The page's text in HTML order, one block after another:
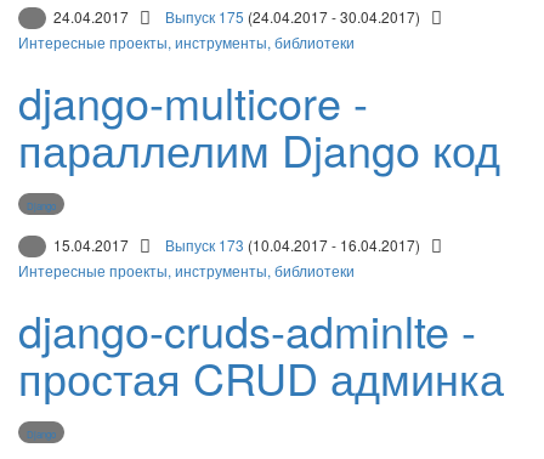
24.04.2017 Выпуск 175 (24.04.2017 - 30.04.2017)
Интересные проекты, инструменты, библиотеки
django-multicore -
параллелим Django код
Django
15.04.2017 Выпуск 173 (10.04.2017 - 16.04.2017)
Интересные проекты, инструменты, библиотеки
django-cruds-adminlte -
простая CRUD админка
Django